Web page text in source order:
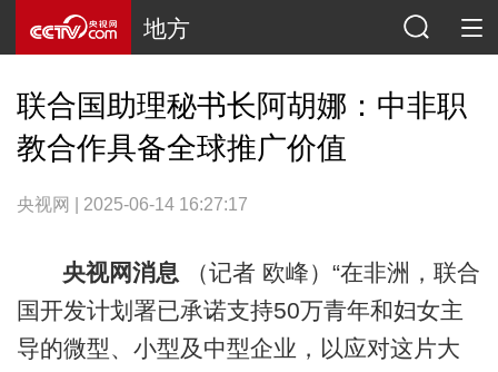
地方
联合国助理秘书长阿胡娜：中非职
教合作具备全球推广价值
央视网 | 2025-06-14 16:27:17
央视网消息 （记者 欧峰）“在非洲，联合
国开发计划署已承诺支持50万青年和妇女主
导的微型、小型及中型企业，以应对这片大